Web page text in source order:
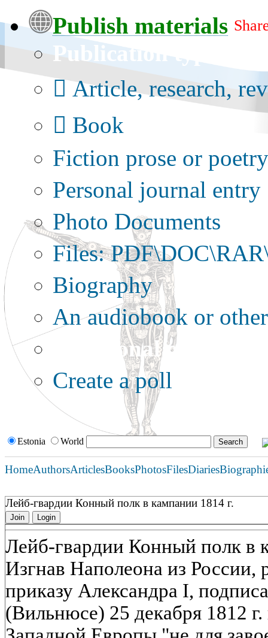
Publish materials
Publication type?
Article, research,
Book
Fiction prose or poetry
Personal journal entry
Photo Documents
Files:
Biography
An audiobook or
Additional options:
Create a poll
Estonia World
HomeAuthorsArticlesBooksPhotosFilesDiaries
Лейб-гвардии Конный полк в кампании 1814 г.
Join Login
Лейб-гвардии Конный полк в
Изгнав Наполеона из России,
приказу Александра I,
(Вильнюсе) 25 декабря 1812